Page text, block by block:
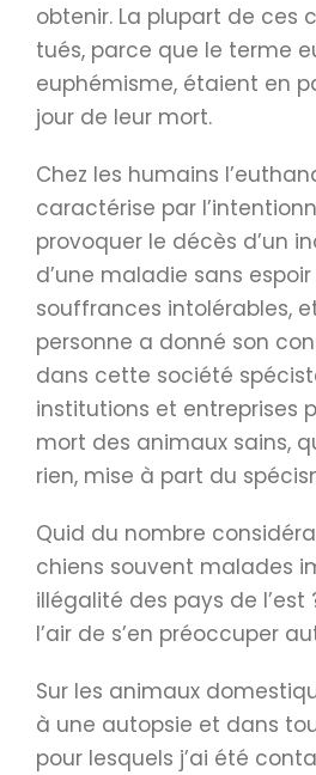
obtenir. La plupart de ces
tués, parce que le terme
euphémisme, étaient en
jour de leur mort.
Chez les humains
caractérise par
provoquer le décès d’un
d’une maladie sans
souffrances intolérables,
personne a donné son
dans cette société
institutions et entreprises
mort des animaux sains,
rien, mise à part du
Quid du nombre
chiens souvent malades
illégalité des pays de l’est ?
l’air de s’en préoccuper
Sur les animaux
à une autopsie et dans
pour lesquels j’ai été